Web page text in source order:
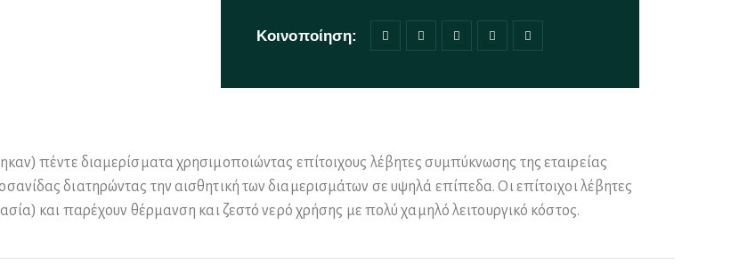
Κοινοποίηση:
πέντε διαμερίσματα χρησιμοποιώντας επίτοιχους λέβητες συμπύκνωσης της εταιρείας
διατηρώντας την αισθητική των διαμερισμάτων σε υψηλά επίπεδα. Οι επίτοιχοι λέβητες
και παρέχουν θέρμανση και ζεστό νερό χρήσης με πολύ χαμηλό λειτουργικό κόστος.